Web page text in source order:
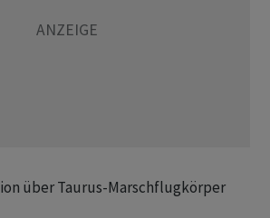
über Taurus-Marschflugkörper